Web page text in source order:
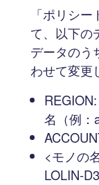
「ポリシ
て、以下の
データのう
わせて変更
名（例：
<モノの
LOLIN-